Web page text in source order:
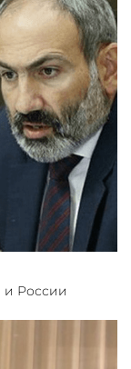
и России